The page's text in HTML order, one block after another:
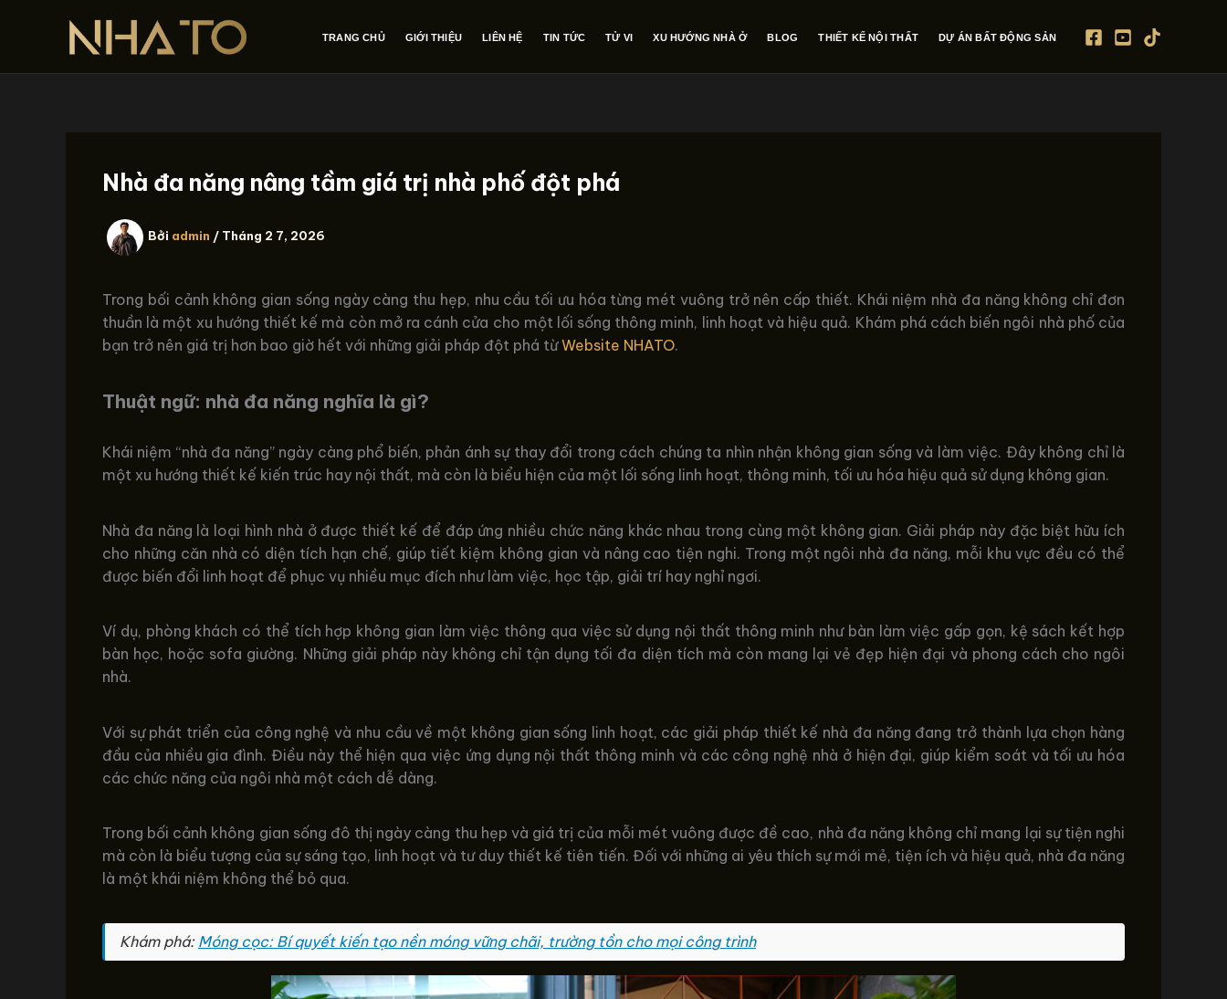
dung
TRANG CHỦ GIỚI THIỆU LIÊN HỆ TIN TỨC TỬ VI XU HƯỚNG NHÀ Ở BLOG THIẾT KẾ NỘI THẤT DỰ ÁN BẤT ĐỘNG SẢN
Nhà đa năng nâng tầm giá trị nhà phố đột phá
Bởi admin / Tháng 2 7, 2026
Trong bối cảnh không gian sống ngày càng thu hẹp, nhu cầu tối ưu hóa từng mét vuông trở nên cấp thiết. Khái niệm nhà đa năng không chỉ đơn
thuần là một xu hướng thiết kế mà còn mở ra cánh cửa cho một lối sống thông minh, linh hoạt và hiệu quả. Khám phá cách biến ngôi nhà phố của
bạn trở nên giá trị hơn bao giờ hết với những giải pháp đột phá từWebsite NHATO.
Thuật ngữ: nhà đa năng nghĩa là gì?
Khái niệm “nhà đa năng” ngày càng phổ biến, phản ánh sự thay đổi trong cách chúng ta nhìn nhận không gian sống và làm việc. Đây không chỉ là
một xu hướng thiết kế kiến trúc hay nội thất, mà còn là biểu hiện của một lối sống linh hoạt, thông minh, tối ưu hóa hiệu quả sử dụng không gian.
Nhà đa năng là loại hình nhà ở được thiết kế để đáp ứng nhiều chức năng khác nhau trong cùng một không gian. Giải pháp này đặc biệt hữu ích
cho những căn nhà có diện tích hạn chế, giúp tiết kiệm không gian và nâng cao tiện nghi. Trong một ngôi nhà đa năng, mỗi khu vực đều có thể
được biến đổi linh hoạt để phục vụ nhiều mục đích như làm việc, học tập, giải trí hay nghỉ ngơi.
Ví dụ, phòng khách có thể tích hợp không gian làm việc thông qua việc sử dụng nội thất thông minh như bàn làm việc gấp gọn, kệ sách kết hợp
bàn học, hoặc sofa giường. Những giải pháp này không chỉ tận dụng tối đa diện tích mà còn mang lại vẻ đẹp hiện đại và phong cách cho ngôi
nhà.
Với sự phát triển của công nghệ và nhu cầu về một không gian sống linh hoạt, các giải pháp thiết kế nhà đa năng đang trở thành lựa chọn hàng
đầu của nhiều gia đình. Điều này thể hiện qua việc ứng dụng nội thất thông minh và các công nghệ nhà ở hiện đại, giúp kiểm soát và tối ưu hóa
các chức năng của ngôi nhà một cách dễ dàng.
Trong bối cảnh không gian sống đô thị ngày càng thu hẹp và giá trị của mỗi mét vuông được đề cao, nhà đa năng không chỉ mang lại sự tiện nghi
mà còn là biểu tượng của sự sáng tạo, linh hoạt và tư duy thiết kế tiên tiến. Đối với những ai yêu thích sự mới mẻ, tiện ích và hiệu quả, nhà đa năng
là một khái niệm không thể bỏ qua.
Khám phá: Móng cọc: Bí quyết kiến tạo nền móng vững chãi, trường tồn cho mọi công trình